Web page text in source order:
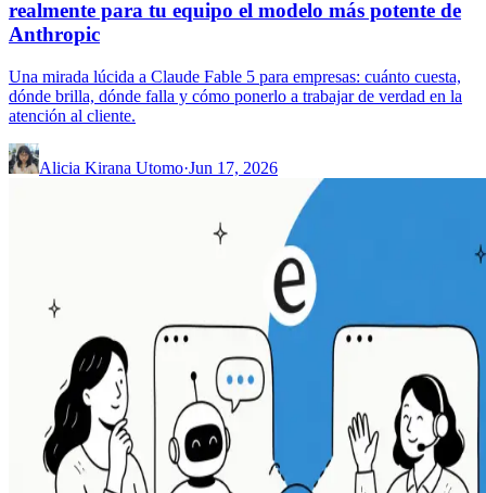
realmente para tu equipo el modelo más potente de
Anthropic
Una mirada lúcida a Claude Fable 5 para empresas: cuánto cuesta,
dónde brilla, dónde falla y cómo ponerlo a trabajar de verdad en la
atención al cliente.
Alicia Kirana Utomo·Jun 17, 2026